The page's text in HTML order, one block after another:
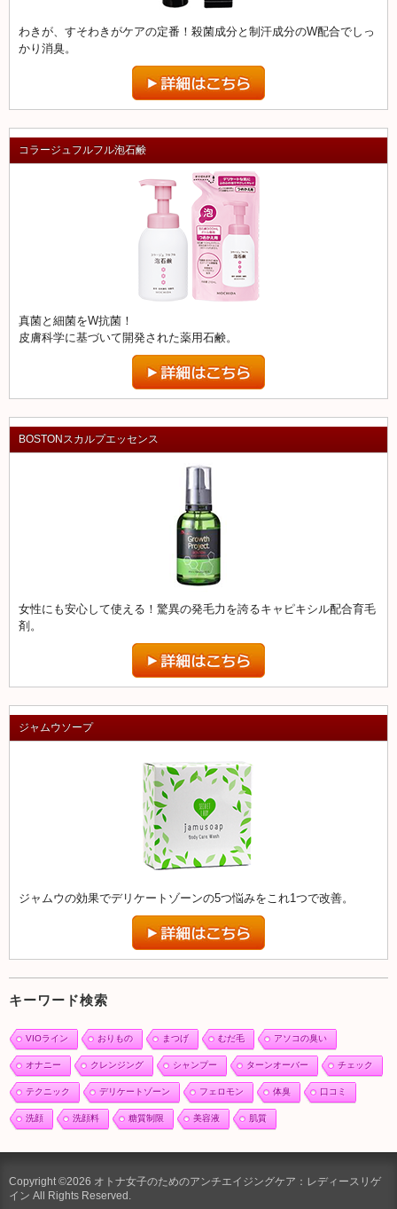
わきが、すそわきがケアの定番！殺菌成分と制汗成分のW配合でしっ
かり消臭。
コラージュフルフル泡石鹸
真菌と細菌をW抗菌！
皮膚科学に基づいて開発された薬用石鹸。
BOSTONスカルプエッセンス
女性にも安心して使える！驚異の発毛力を誇るキャピキシル配合育毛
剤。
ジャムウソープ
ジャムウの効果でデリケートゾーンの5つ悩みをこれ1つで改善。
キーワード検索
VIOライン おりもの まつげ むだ毛 アソコの臭い
オナニー クレンジング シャンプー ターンオーバー チェック
テクニック デリケートゾーン フェロモン 体臭 口コミ
洗顔 洗顔料 糖質制限 美容液 肌質
Copyright ©2026 オトナ女子のためのアンチエイジングケア：レディースリゲ
イン All Rights Reserved.